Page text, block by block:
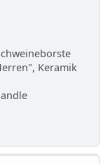
Keramik